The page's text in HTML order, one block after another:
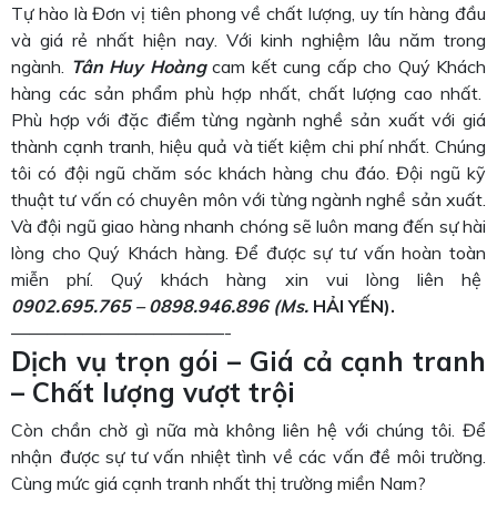
Tự hào là Đơn vị tiên phong về chất lượng, uy tín hàng đầu
và giá rẻ nhất hiện nay. Với kinh nghiệm lâu năm trong
ngành. Tân Huy Hoàngcam kết cung cấp cho Quý Khách
hàng các sản phẩm phù hợp nhất, chất lượng cao nhất.
Phù hợp với đặc điểm từng ngành nghề sản xuất với giá
thành cạnh tranh, hiệu quả và tiết kiệm chi phí nhất. Chúng
tôi có đội ngũ chăm sóc khách hàng chu đáo. Đội ngũ kỹ
thuật tư vấn có chuyên môn với từng ngành nghề sản xuất.
Và đội ngũ giao hàng nhanh chóng sẽ luôn mang đến sự hài
lòng cho Quý Khách hàng. Để được sự tư vấn hoàn toàn
miễn phí. Quý khách hàng xin vui lòng liên hệ
0902.695.765 – 0898.946.896 (Ms. HẢI YẾN).
————————————-
Dịch vụ trọn gói – Giá cả cạnh tranh
– Chất lượng vượt trội
Còn chần chờ gì nữa mà không liên hệ với chúng tôi. Để
nhận được sự tư vấn nhiệt tình về các vấn đề môi trường.
Cùng mức giá cạnh tranh nhất thị trường miền Nam?